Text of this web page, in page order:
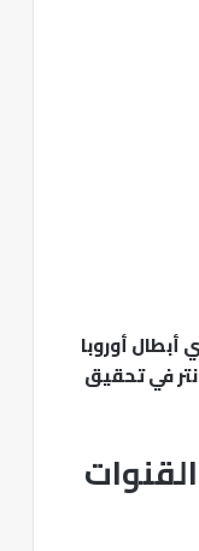
أوروبا
6 لقاءات، ونجح فريق إنتر في تحقيق